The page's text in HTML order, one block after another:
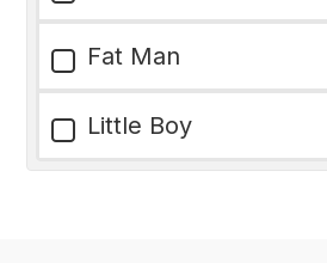
Fat Man
Little Boy